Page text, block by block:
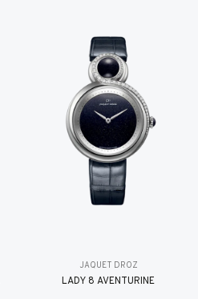
JAQUET DROZ
LADY 8 AVENTURINE